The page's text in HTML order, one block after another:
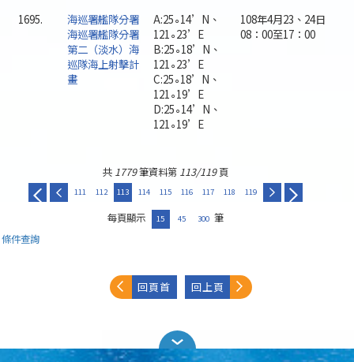
1695.
海巡署艦隊分署
海巡署艦隊分署
第二（淡水）海
巡隊海上射擊計
畫
A:25∘14’N、
121∘23’E
B:25∘18’N、
121∘23’E
C:25∘18’N、
121∘19’E
D:25∘14’N、
121∘19’E
108年4月23、24日
08：00至17：00
共 1779筆資料第 113/119頁
111 112 113 114 115 116 117 118 119
每頁顯示 15 45 300 筆
條件查詢
回頁首 回上頁